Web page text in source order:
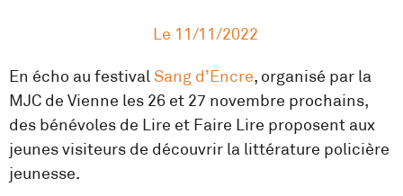
Le 11/11/2022
En écho au festivalSang d’Encre, organisé par la
MJC de Vienne les 26 et 27 novembre prochains,
des bénévoles de Lire et Faire Lire proposent aux
jeunes visiteurs de découvrir la littérature policière
jeunesse.